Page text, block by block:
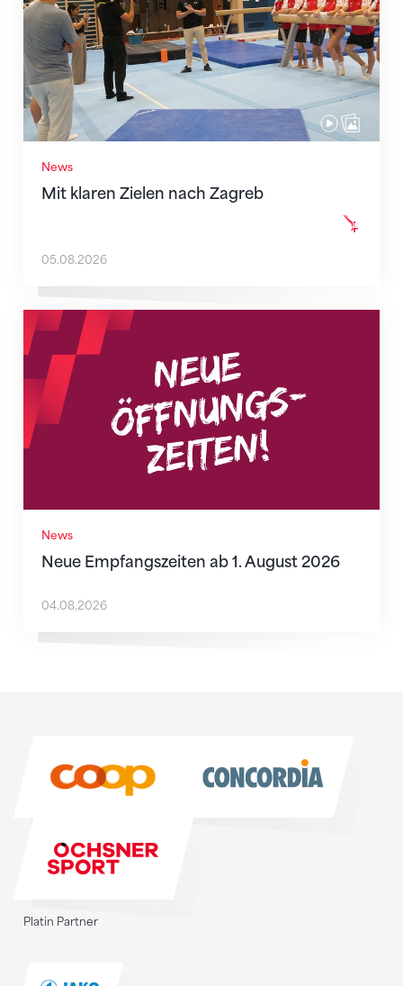
News
Mit klaren Zielen nach Zagreb
05.08.2026
News
Neue Empfangszeiten ab 1. August 2026
Neue Empfangszeiten ab 1. August 2026
04.08.2026
Platin Partner